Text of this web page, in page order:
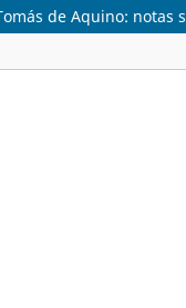
de Aquino: notas